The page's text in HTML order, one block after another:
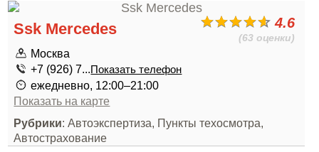
4.6
(63 оценки)
Ssk Mercedes
Москва
+7 (926) 7...Показать телефон
ежедневно, 12:00–21:00
Показать на карте
Рубрики: Автоэкспертиза, Пункты техосмотра,
Автострахование